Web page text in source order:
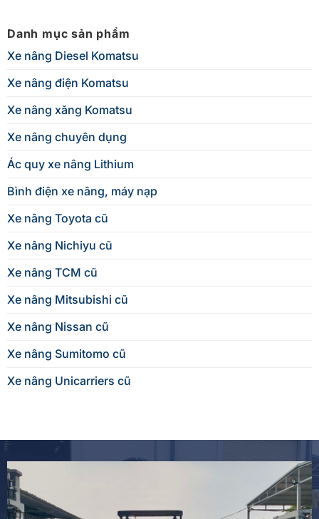
Danh mục sản phẩm
Xe nâng Diesel Komatsu
Xe nâng điện Komatsu
Xe nâng xăng Komatsu
Xe nâng chuyên dụng
Ác quy xe nâng Lithium
Bình điện xe nâng, máy nạp
Xe nâng Toyota cũ
Xe nâng Nichiyu cũ
Xe nâng TCM cũ
Xe nâng Mitsubishi cũ
Xe nâng Nissan cũ
Xe nâng Sumitomo cũ
Xe nâng Unicarriers cũ